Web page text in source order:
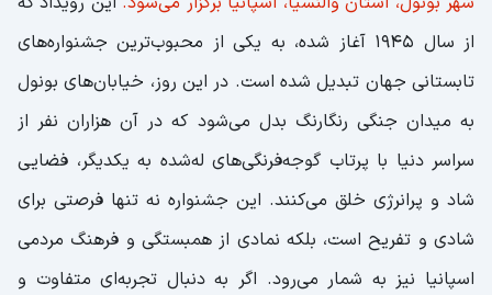
از سال ۱۹۴۵ آغاز شده، به یکی از محبوب‌ترین جشنواره‌های
تابستانی جهان تبدیل شده است. در این روز، خیابان‌های بونول
به میدان جنگی رنگارنگ بدل می‌شود که در آن هزاران نفر از
سراسر دنیا با پرتاب گوجه‌فرنگی‌های له‌شده به یکدیگر، فضایی
شاد و پرانرژی خلق می‌کنند. این جشنواره نه تنها فرصتی برای
شادی و تفریح است، بلکه نمادی از همبستگی و فرهنگ مردمی
اسپانیا نیز به شمار می‌رود. اگر به دنبال تجربه‌ای متفاوت و